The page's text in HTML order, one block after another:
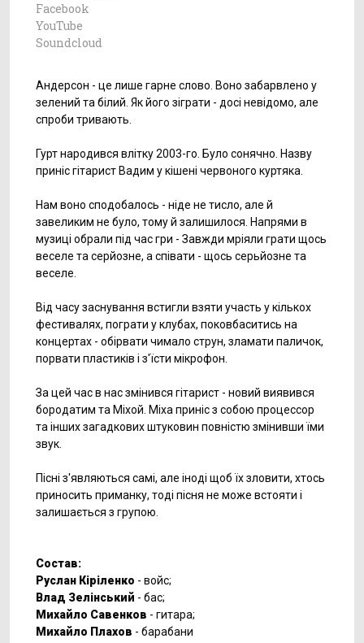
Facebook
YouTube
Soundcloud
Андерсон - це лише гарне слово. Воно забарвлено у
зелений та білий. Як його зіграти - досі невідомо, але
спроби тривають.
Гурт народився влітку 2003-го. Було сонячно. Назву
приніс гітарист Вадим у кішені червоного куртяка.
Нам воно сподобалось - ніде не тисло, але й
завеликим не було, тому й залишилося. Напрями в
музиці обрали під час гри - Завжди мріяли грати щось
веселе та серйозне, а співати - щось серьйозне та
веселе.
Від часу заснування встигли взяти участь у кількох
фестивалях, пограти у клубах, поковбаситись на
концертах - обірвати чимало струн, зламати паличок,
порвати пластиків і з'їсти мікрофон.
За цей час в нас змінився гітарист - новий виявився
бородатим та Міхой. Міха приніс з собою процессор
та інших загадкових штуковин повністю змінивши їми
звук.
Пісні з'являються самі, але іноді щоб їх зловити, хтось
приносить приманку, тоді пісня не може встояти і
залишається з групою.
Cостав:
Руслан Кіріленко - войс;
Влад Зелінський - бас;
Михайло Савенков - гитара;
Михайло Плахов - барабани